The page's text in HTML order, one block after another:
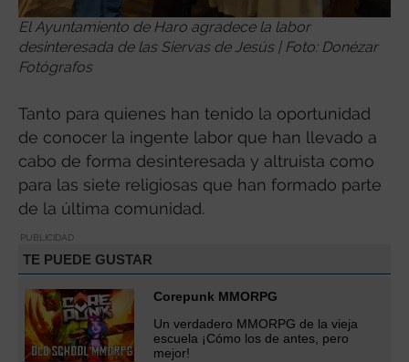
El Ayuntamiento de Haro agradece la labor
desinteresada de las Siervas de Jesús | Foto: Donézar
Fotógrafos
Tanto para quienes han tenido la oportunidad
de conocer la ingente labor que han llevado a
cabo de forma desinteresada y altruista como
para las siete religiosas que han formado parte
de la última comunidad.
PUBLICIDAD
TE PUEDE GUSTAR
Corepunk MMORPG
Un verdadero MMORPG de la vieja
escuela ¡Cómo los de antes, pero
mejor!